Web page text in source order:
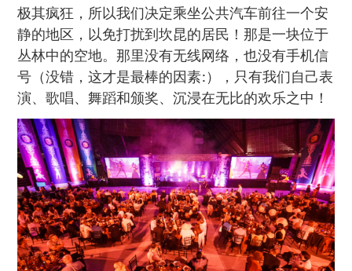
极其疯狂，所以我们决定乘坐公共汽车前往一个安
静的地区，以免打扰到坎昆的居民！那是一块位于
丛林中的空地。那里没有无线网络，也没有手机信
号（没错，这才是最棒的因素:），只有我们自己表
演、歌唱、舞蹈和颁奖、沉浸在无比的欢乐之中！